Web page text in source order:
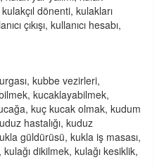
dönenti, kulakları
çıkışı, kullanıcı hesabı,
kubbe vezirleri,
kucaklayabilmek,
kuç kucak olmak, kudum
hastalığı, kuduz
güldürüsü, kukla iş masası,
dikilmek, kulağı kesiklik,